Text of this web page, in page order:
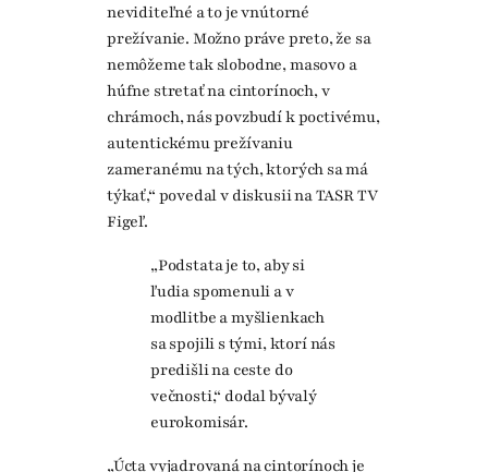
neviditeľné a to je vnútorné
prežívanie. Možno práve preto, že sa
nemôžeme tak slobodne, masovo a
húfne stretať na cintorínoch, v
chrámoch, nás povzbudí k poctivému,
autentickému prežívaniu
zameranému na tých, ktorých sa má
týkať,“ povedal v diskusii na TASR TV
Figeľ.
„Podstata je to, aby si
ľudia spomenuli a v
modlitbe a myšlienkach
sa spojili s tými, ktorí nás
predišli na ceste do
večnosti,“ dodal bývalý
eurokomisár.
„Úcta vyjadrovaná na cintorínoch je